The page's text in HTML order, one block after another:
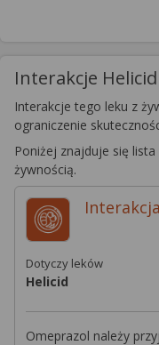
Interakcje
Interakcje tego leku z
ograniczenie
Poniżej znajduje się
żywnością.
Interakcja
Dotyczy leków
Helicid
Omeprazol należy